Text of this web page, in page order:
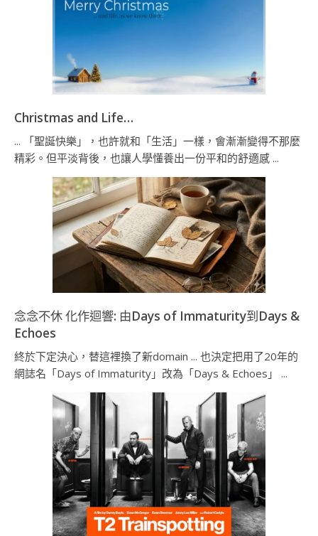
Christmas and Life…
... 「聖誕快樂」，也許就和「生活」一樣，會漸漸變得不那麼
精彩。但平淡背後，也讓人學懂養出一份平和的舒適感 ...
念念不休 化作迴響: 由Days of Immaturity到Days &
Echoes
終於下定決心，替這裡換了新domain ... 也決定把用了20年的
網誌名「Days of Immaturity」改為「Days & Echoes」 ...